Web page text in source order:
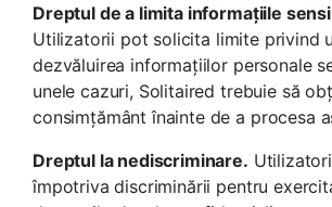
Dreptul de a limita informațiile
Utilizatorii pot solicita limite privind
dezvăluirea informațiilor personale
unele cazuri, Solitaired trebuie să
consimțământ înainte de a procesa
Dreptul la nediscriminare.
împotriva discriminării pentru